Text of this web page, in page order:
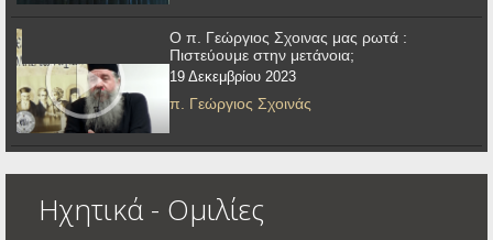
Ο π. Γεώργιος Σχοινας μας ρωτά :
Πιστεύουμε στην μετάνοια;
19 Δεκεμβρίου 2023
π. Γεώργιος Σχοινάς
Ηχητικά - Ομιλίες